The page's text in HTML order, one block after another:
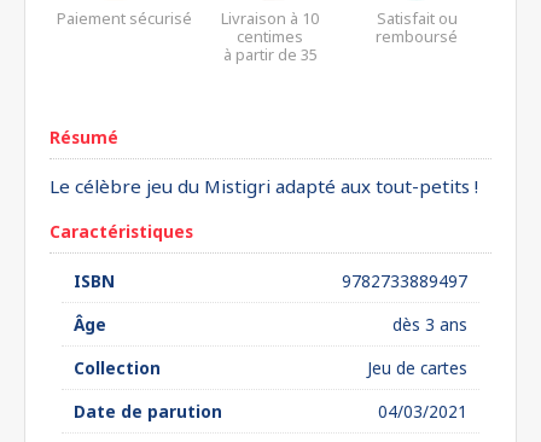
Paiement sécurisé
Livraison à 10
centimes
à partir de 35
Satisfait ou
remboursé
Résumé
Le célèbre jeu du Mistigri adapté aux tout-petits !
Caractéristiques
ISBN
9782733889497
Âge
dès 3 ans
Collection
Jeu de cartes
Date de parution
04/03/2021